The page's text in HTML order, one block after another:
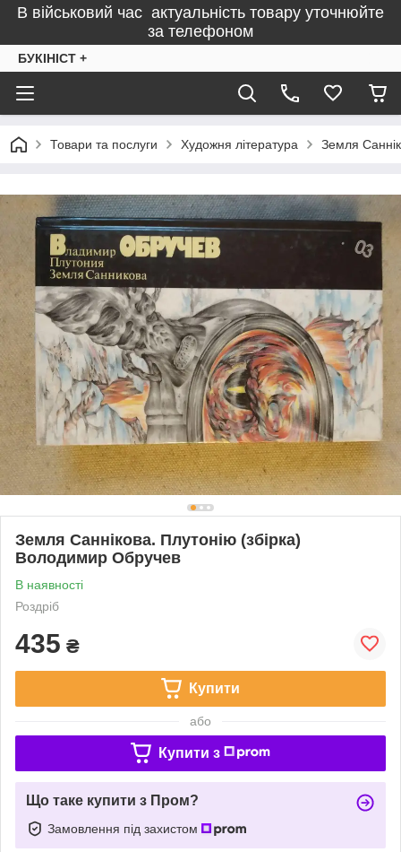
В військовий час актуальність товару уточнюйте
за телефоном
БУКІНІСТ +
Товари та послуги Художня література Земля
Земля Саннікова. Плутонію (збірка)
Володимир Обручев
В наявності
Роздріб
435 ₴
Купити
або
Купити з
Що таке купити з Пром?
Замовлення під захистом